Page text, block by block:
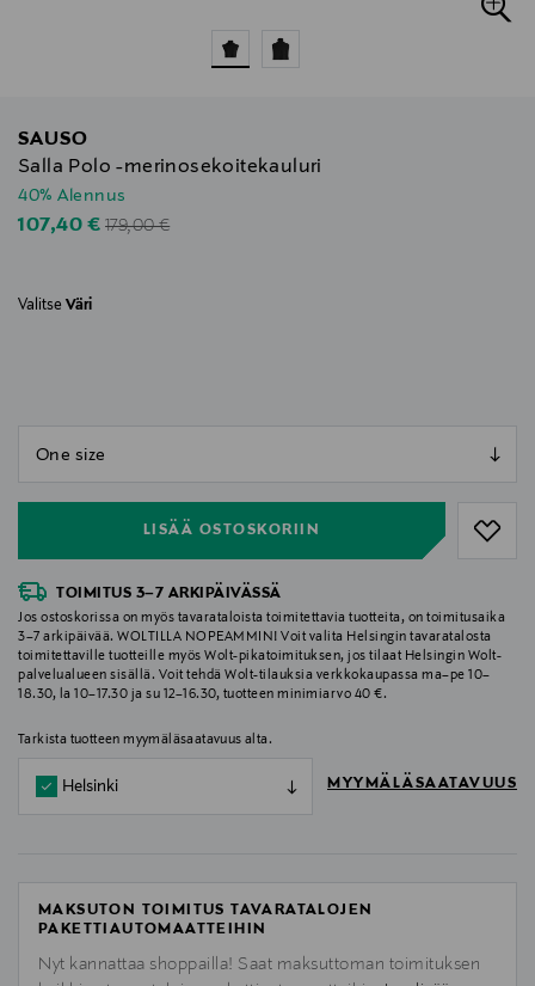
SAUSO
Salla Polo -merinosekoitekauluri
40% Alennus
Discounted Price
107,40 €Original Price
179,00 €
Valitse Väri
LISÄÄ OSTOSKORIIN
TOIMITUS 3–7 ARKIPÄIVÄSSÄ
Jos ostoskorissa on myös tavarataloista toimitettavia tuotteita, on toimitusaika
3–7 arkipäivää. WOLTILLA NOPEAMMIN! Voit valita Helsingin tavaratalosta
toimitettaville tuotteille myös Wolt-pikatoimituksen, jos tilaat Helsingin Wolt-
palvelualueen sisällä. Voit tehdä Wolt-tilauksia verkkokaupassa ma–pe 10–
18.30, la 10–17.30 ja su 12–16.30, tuotteen minimiarvo 40 €.
Tarkista tuotteen myymäläsaatavuus alta.
Helsinki MYYMÄLÄSAATAVUUS
MAKSUTON TOIMITUS TAVARATALOJEN
PAKETTIAUTOMAATTEIHIN
Nyt kannattaa shoppailla! Saat maksuttoman toimituksen